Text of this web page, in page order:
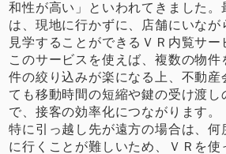
和性が高い」といわれてきました。
は、現地に行かずに、店舗にいなが
見学することができるＶＲ内覧サー
このサービスを使えば、複数の物件
件の絞り込みが楽になる上、不動産
ても移動時間の短縮や鍵の受け渡し
で、接客の効率化につながります。
特に引っ越し先が遠方の場合は、何
に行くことが難しいため、ＶＲを使